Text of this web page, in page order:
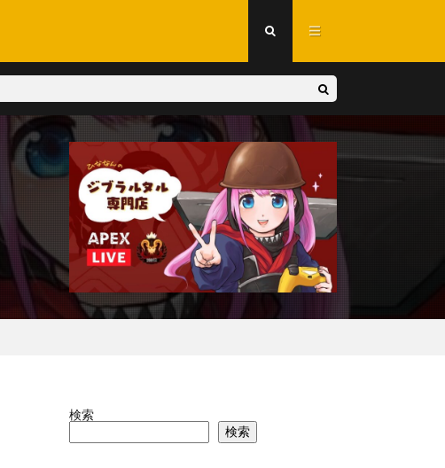
検索
検索